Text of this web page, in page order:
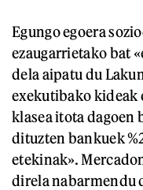
Egungo egoera
ezaugarrietako bat
dela aipatu du
exekutibako kideak
klasea itota
dituzten bankuek
etekinak».
direla nabarmendu